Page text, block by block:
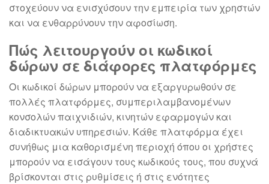
στοχεύουν να ενισχύσουν την εμπειρία των χρηστών
και να ενθαρρύνουν την αφοσίωση.
Πώς λειτουργούν οι κωδικοί
δώρων σε διάφορες πλατφόρμες
Οι κωδικοί δώρων μπορούν να εξαργυρωθούν σε
πολλές πλατφόρμες, συμπεριλαμβανομένων
κονσολών παιχνιδιών, κινητών εφαρμογών και
διαδικτυακών υπηρεσιών. Κάθε πλατφόρμα έχει
συνήθως μια καθορισμένη περιοχή όπου οι χρήστες
μπορούν να εισάγουν τους κωδικούς τους, που συχνά
βρίσκονται στις ρυθμίσεις ή στις ενότητες